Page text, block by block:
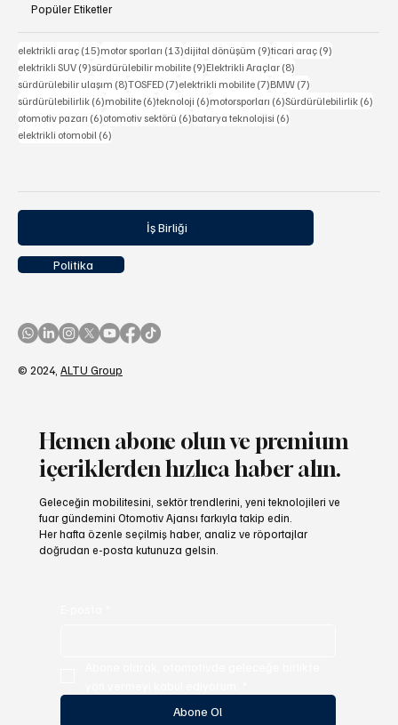
Hemen abone olun ve premium
içeriklerden hızlıca haber alın.
Geleceğin mobilitesini, sektör trendlerini, yeni teknolojileri ve
fuar gündemini Otomotiv Ajansı farkıyla takip edin.
Her hafta özenle seçilmiş haber, analiz ve röportajlar
doğrudan e-posta kutunuza gelsin.
Abone Ol
Popüler Etiketler
elektrikli araç (15)15 yazı
motor sporları (13)13 yazı
dijital dönüşüm (9)9 yazı
ticari araç (9)
elektrikli SUV (9)9 yazı
sürdürülebilir mobilite (9)9 yazı
Elektrikli Araçlar (8)
sürdürülebilir ulaşım (8)8 yazı
TOSFED (7)7 yazı
elektrikli mobilite (7)7 yazı
BMW (7)
sürdürülebilirlik (6)6 yazı
mobilite (6)6 yazı
teknoloji (6)6 yazı
motorsporları (6)6 yazı
Sürdürülebilirlik (6)
otomotiv pazarı (6)6 yazı
otomotiv sektörü (6)6 yazı
batarya teknolojisi (6)
elektrikli otomobil (6)
İş Birliği
Politika
© 2024, ALTU Group